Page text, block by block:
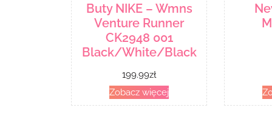
Buty NIKE – Wmns
Venture Runner
CK2948 001
Black/White/Black
199.99zł
Zobacz więcej